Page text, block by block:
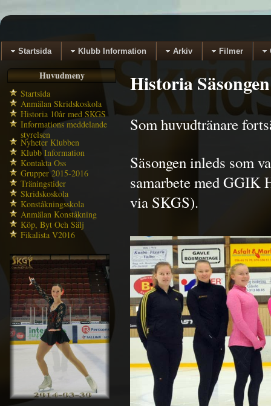
Startsida Klubb Information Arkiv Filmer
Huvudmeny
Startsida
Anmälan Skridskoskola
Historia 10år med SKGS
Informations meddelande
styrelsen
Nyheter Klubben
Klubb Information
Kontakta Oss
Grupper 2015-2016
Träningstider
Skridskoskola
Konståkningsskola
Anmälan Konståkning
Köp, Byt Och Sälj
Fikalista V2016
Historia
Som huvudtränare
Säsongen inleds som
samarbete med GGIK
via SKGS).